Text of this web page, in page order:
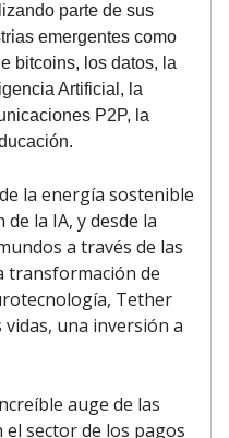
parte de sus
emergentes como
bitcoins, los datos, la
Artificial, la
P2P, la
la energía sostenible
la IA, y desde la
a través de las
transformación de
Tether
una inversión a
auge de las
sector de los pagos